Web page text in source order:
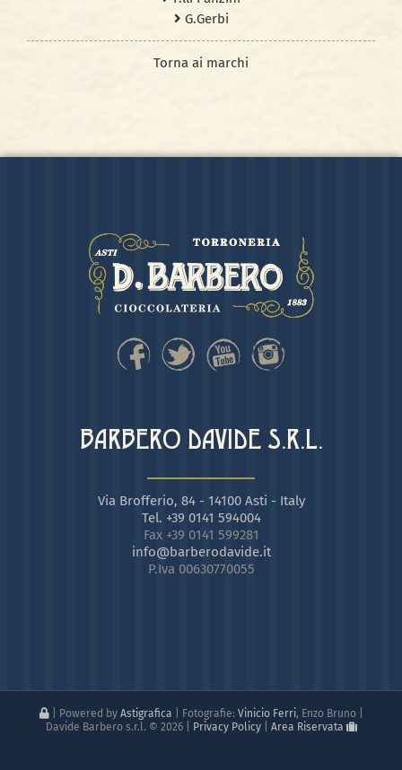
G.Gerbi
Torna ai marchi
BARBERO DAVIDE S.R.L.
Via Brofferio, 84 - 14100 Asti - Italy
Tel. +39 0141 594004
Fax +39 0141 599281
info@barberodavide.it
P.Iva 00630770055
Davide Barbero s.r.l. ©2026 |Privacy Policy| Area Riservata